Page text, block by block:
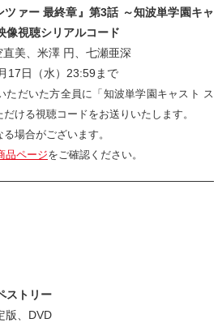
ァー 最終章』第3話 ～知波単学園キャ
像視聴シリアルコード
美、米澤 円、七瀬亜深
17日（水）23:59まで
だいた方全員に「知波単学園キャスト ス
ける視聴コードをお送りいたします。
場合がございます。
品ページをご確認ください。
ストリー
版、DVD